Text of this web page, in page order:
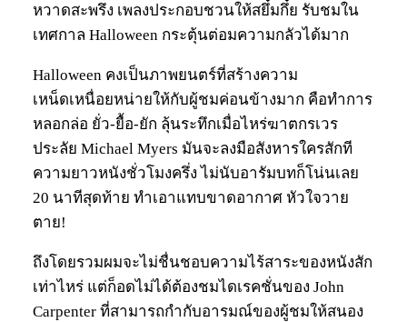
หวาดสะพรึง เพลงประกอบชวนให้สยึ๋มกึ๋ย รับชมใน
เทศกาล Halloween กระตุ้นต่อมความกลัวได้มาก
Halloween คงเป็นภาพยนตร์ที่สร้างความ
เหน็ดเหนื่อยหน่ายให้กับผู้ชมค่อนข้างมาก คือทำการ
หลอกล่อ ยั่ว-ยื้อ-ยัก ลุ้นระทึกเมื่อไหร่ฆาตกรเวร
ประลัย Michael Myers มันจะลงมือสังหารใครสักที
ความยาวหนังชั่วโมงครึ่ง ไม่นับอารัมบทก็โน่นเลย
20 นาทีสุดท้าย ทำเอาแทบขาดอากาศ หัวใจวาย
ตาย!
ถึงโดยรวมผมจะไม่ชื่นชอบความไร้สาระของหนังสัก
เท่าไหร่ แต่ก็อดไม่ได้ต้องชมไดเรคชั่นของ John
Carpenter ที่สามารถกำกับอารมณ์ของผู้ชมให้สนอง